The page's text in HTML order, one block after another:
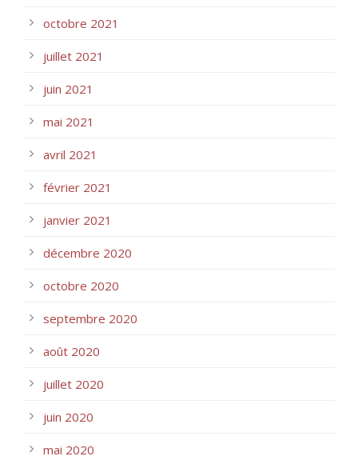
octobre 2021
juillet 2021
juin 2021
mai 2021
avril 2021
février 2021
janvier 2021
décembre 2020
octobre 2020
septembre 2020
août 2020
juillet 2020
juin 2020
mai 2020